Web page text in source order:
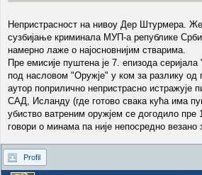
Непристрасност на нивоу Дер Штурмера.
сузбијање криминала МУП-а републике
намерно лаже о најосновнијим стварима.
Пре емисије пуштена је 7. епизода
под насловом "Оружје" у ком за разлику од
аутор поприлично непристрасно истражује
САД, Исланду (где готово свака кућа има
убиство ватреним оружјем се догодило пре
говори о минама па није непосредно везано
Profil